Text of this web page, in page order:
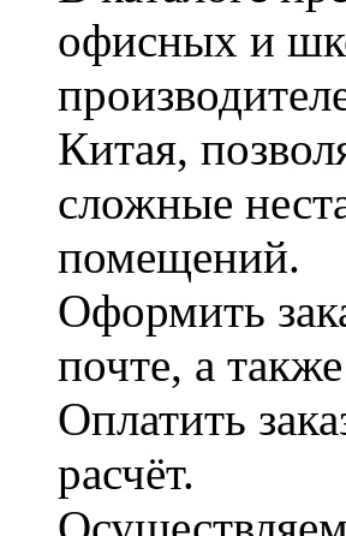
офисных и
Китая,
сложные
помещений.
Оформить
почте, а
Оплатить
расчёт.